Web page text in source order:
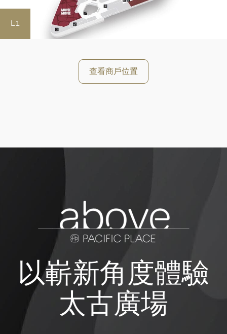
L1
查看商戶位置
以嶄新角度體驗
太古廣場
好